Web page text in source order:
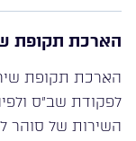
הארכת תקופת
לפקודת שב”ס
השירות של סוהר